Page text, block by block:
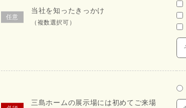
当社を知ったきっかけ
（複数選択可）
三島ホームの展示場には初めてご来場